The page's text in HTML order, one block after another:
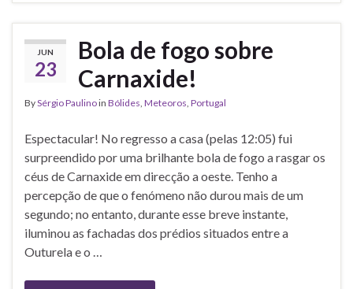
JUN
23
Bola de fogo sobre
Carnaxide!
BySérgio Paulinoin Bólides Meteoros Portugal
Espectacular! No regresso a casa (pelas 12:05) fui
surpreendido por uma brilhante bola de fogo a rasgar os
céus de Carnaxide em direcção a oeste. Tenho a
percepção de que o fenómeno não durou mais de um
segundo; no entanto, durante esse breve instante,
iluminou as fachadas dos prédios situados entre a
Outurela e o …